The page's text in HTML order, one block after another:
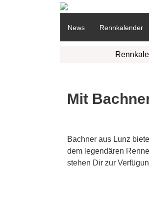
News Rennkalender
Mit
Bachner aus Lunz
dem legendären
stehen Dir zur